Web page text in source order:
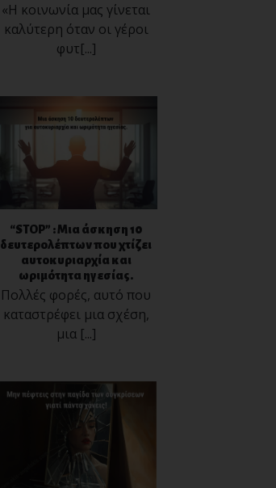
«Η κοινωνία μας γίνεται
καλύτερη όταν οι γέροι
φυτ[...]
“STOP” : Μια άσκηση 10
δευτερολέπτων που χτίζει
αυτοκυριαρχία και
ωριμότητα ηγεσίας.
Πολλές φορές, αυτό που
καταστρέφει μια σχέση,
μια [...]